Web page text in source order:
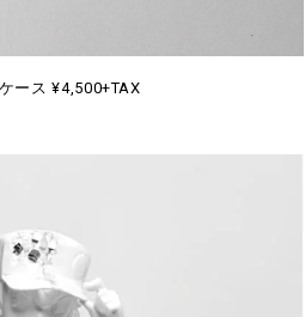
ース ¥4,500+TAX